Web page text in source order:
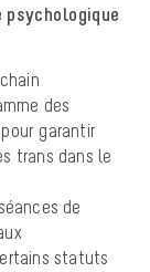
psychologique
des
garantir
trans dans le
de
statuts